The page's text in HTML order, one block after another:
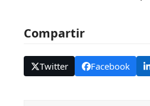
Compartir
Twitter Facebook